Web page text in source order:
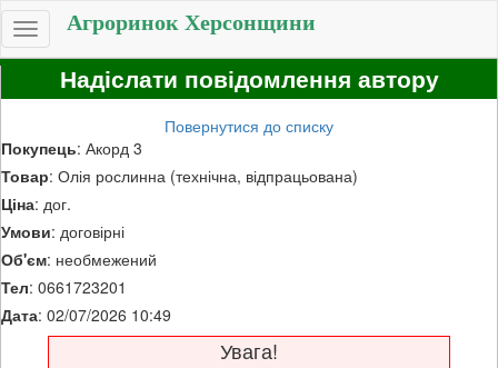
Toggle
navigation
Агроринок Херсонщини
Надіслати повідомлення автору
Повернутися до списку
Покупець: Акорд 3
Товар: Олія рослинна (технічна, відпрацьована)
Ціна: дог.
Умови: договірні
Об'єм: необмежений
Тел: 0661723201
Дата: 02/07/2026 10:49
Увага!